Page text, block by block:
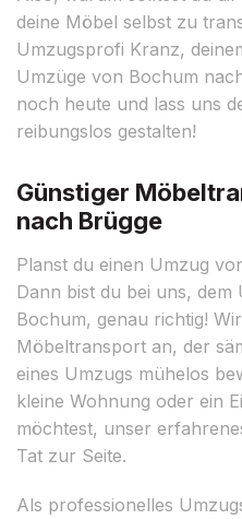
deine Möbel selbst zu
Umzugsprofi Kranz,
Umzüge von Bochum
noch heute und lass uns
reibungslos gestalten!
Günstiger
nach Brügge
Planst du einen Umzug
Dann bist du bei uns,
Bochum, genau richtig!
Möbeltransport an, der
eines Umzugs mühelos
kleine Wohnung oder ein
möchtest, unser
Tat zur Seite.
Als professionelles